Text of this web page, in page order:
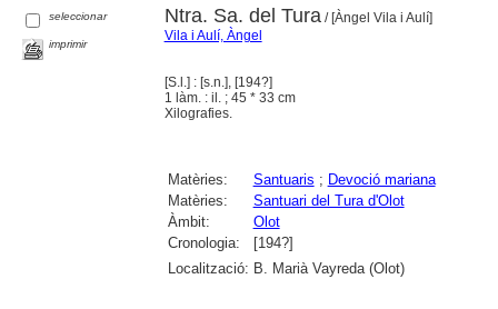
seleccionar
imprimir
Ntra. Sa. del Tura/ [Àngel Vila i Aulí]
Vila i Aulí, Àngel
[S.l.] : [s.n.], [194?]
1 làm. : il. ; 45 * 33 cm
Xilografies.
Matèries: Santuaris ; Devoció mariana
Matèries:
Santuari del Tura d'Olot
Àmbit:
Olot
Cronologia:
[194?]
Localització: B. Marià Vayreda (Olot)